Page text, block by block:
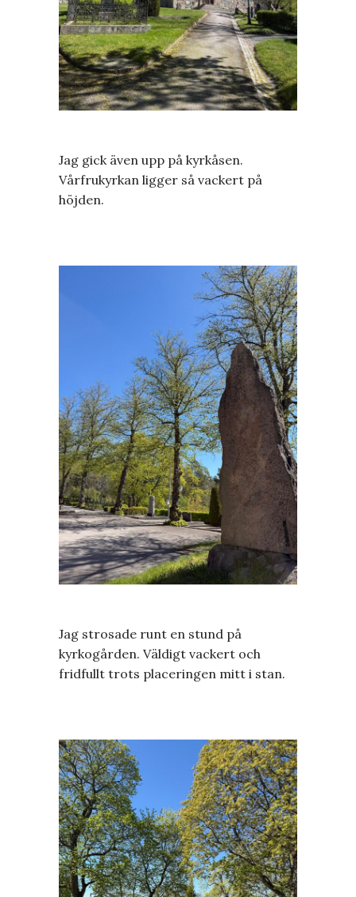
Jag gick även upp på kyrkåsen.
Vårfrukyrkan ligger så vackert på
höjden.
Jag strosade runt en stund på
kyrkogården. Väldigt vackert och
fridfullt trots placeringen mitt i stan.